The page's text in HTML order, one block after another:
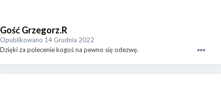
Gość Grzegorz.R
Opublikowano 14 Grudnia 2022
Dzięki za polecenie kogoś na pewno się odezwę.